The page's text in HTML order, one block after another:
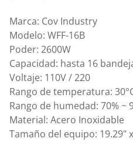
Marca: Cov Industry
Modelo: WFF-16B
Poder: 2600W
Capacidad: hasta 16
Voltaje: 110V / 220
Rango de temperatura:
Rango de humedad: 70% ~
Material: Acero Inoxidable
Tamaño del equipo: 19.29"